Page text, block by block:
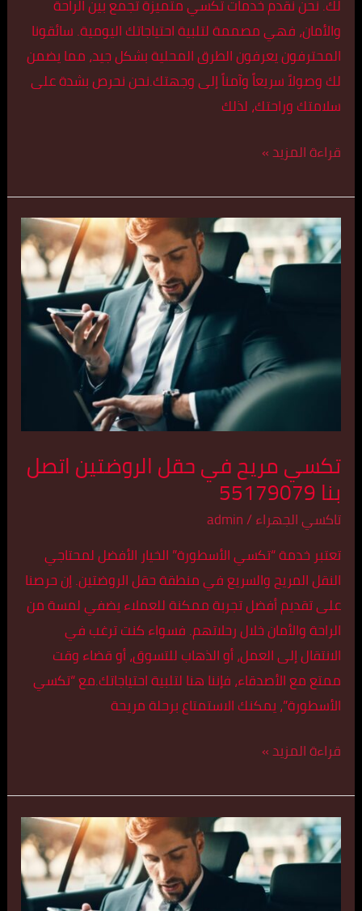
لك. نحن نقدم خدمات تكسي متميزة تجمع بين الراحة
والأمان، فهي مصممة لتلبية احتياجاتك اليومية. سائقونا
المحترفون يعرفون الطرق المحلية بشكل جيد، مما يضمن
لك وصولاً سريعاً وآمناً إلى وجهتك.نحن نحرص بشدة على
سلامتك وراحتك، لذلك
قراءة المزيد »
تكسي مريح في حقل الروضتين اتصل
بنا 55179079
تاكسي الجهراء/
admin
تعتبر خدمة “تكسي الأسطورة” الخيار الأفضل لمحتاجي
النقل المريح والسريع في منطقة حقل الروضتين. إن حرصنا
على تقديم أفضل تجربة ممكنة للعملاء يضفي لمسة من
الراحة والأمان خلال رحلاتهم. فسواء كنت ترغب في
الانتقال إلى العمل، أو الذهاب للتسوق، أو قضاء وقت
ممتع مع الأصدقاء، فإننا هنا لتلبية احتياجاتك.مع “تكسي
الأسطورة”، يمكنك الاستمتاع برحلة مريحة
تكسي
مريح
اتصل
بنا
قراءة المزيد »
حجز
تكسي